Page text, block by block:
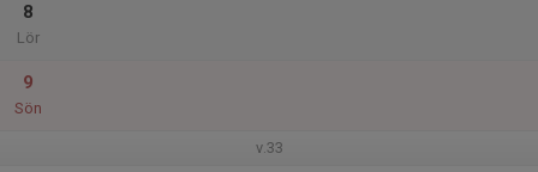
8
Lör
9
Sön
v.33